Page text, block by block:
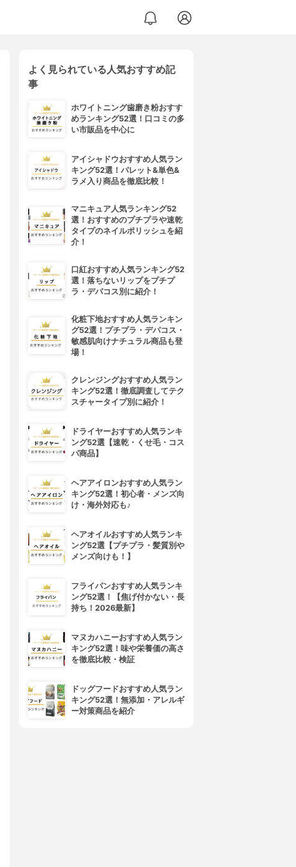
よく見られている人気おすすめ記
事
ホワイトニング歯磨き粉おすす
めランキング52選！口コミの多
い市販品を中心に
アイシャドウおすすめ人気ラン
キング52選！パレット&単色&
ラメ入り商品を徹底比較！
マニキュア人気ランキング52
選！おすすめのプチプラや速乾
タイプのネイルポリッシュを紹
介！
口紅おすすめ人気ランキング52
選！落ちないリップをプチプ
ラ・デパコス別に紹介！
化粧下地おすすめ人気ランキン
グ52選！プチプラ・デパコス・
敏感肌向けナチュラル商品も登
場！
クレンジングおすすめ人気ラン
キング52選！徹底調査してテク
スチャータイプ別に紹介！
ドライヤーおすすめ人気ランキ
ング52選【速乾・くせ毛・コス
パ商品】
ヘアアイロンおすすめ人気ラン
キング52選！初心者・メンズ向
け・海外対応も♪
ヘアオイルおすすめ人気ランキ
ング52選【プチプラ・髪質別や
メンズ向けも！】
フライパンおすすめ人気ランキ
ング52選！【焦げ付かない・長
持ち！2026最新】
マヌカハニーおすすめ人気ラン
キング52選！味や栄養価の高さ
を徹底比較・検証
ドッグフードおすすめ人気ラン
キング52選！無添加・アレルギ
ー対策商品を紹介